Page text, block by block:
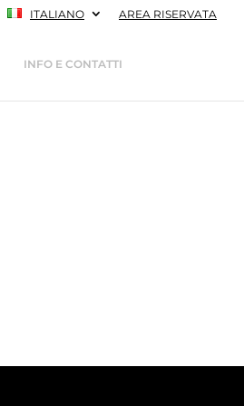
ITALIANO AREA RISERVATA
INFO E CONTATTI